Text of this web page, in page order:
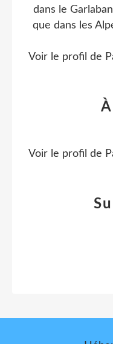
dans le
que dans les
Voir le profil de
Voir le profil de